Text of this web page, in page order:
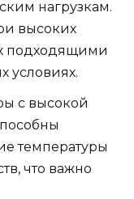
нагрузкам.
высоких
подходящими
условиях.
с высокой
температуры
что важно